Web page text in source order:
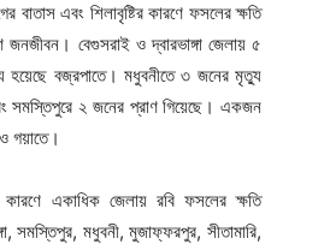
বাতাস এবং শিলাবৃষ্টির কারণে ফসলের ক্ষতি
জনজীবন। বেগুসরাই ও দ্বারভাঙ্গা জেলায় ৫
বজ্রপাতে। মধুবনীতে ৩ জনের মৃত্যু
সমস্তিপুরে ২ জনের প্রাণ গিয়েছে। একজন
গয়াতে।
কারণে একাধিক জেলায় রবি ফসলের ক্ষতি
সমস্তিপুর, মধুবনী, মুজাফ্ফরপুর, সীতামারি,